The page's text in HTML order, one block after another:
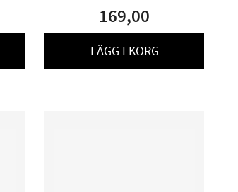
169,00
LÄGG I KORG